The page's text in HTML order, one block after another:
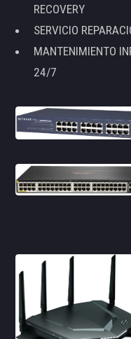
RECOVERY
SERVICIO
MANTENIMIENTO
24/7